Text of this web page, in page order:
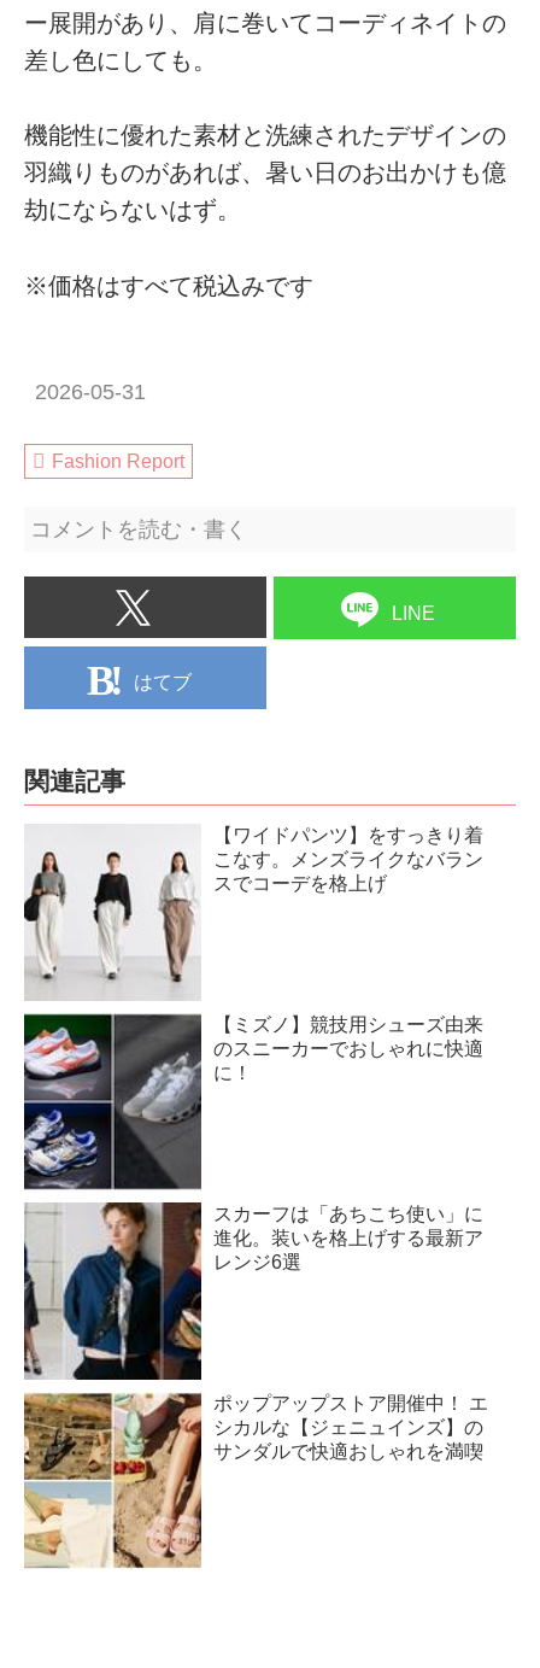
ー展開があり、肩に巻いてコーディネイトの
差し色にしても。
機能性に優れた素材と洗練されたデザインの
羽織りものがあれば、暑い日のお出かけも億
劫にならないはず。
※価格はすべて税込みです
2026-05-31
Fashion Report
コメントを読む・書く
LINE
はてブ
関連記事
【ワイドパンツ】をすっきり着
こなす。メンズライクなバラン
スでコーデを格上げ
【ミズノ】競技用シューズ由来
のスニーカーでおしゃれに快適
に！
スカーフは「あちこち使い」に
進化。装いを格上げする最新ア
レンジ6選
ポップアップストア開催中！ エ
シカルな【ジェニュインズ】の
サンダルで快適おしゃれを満喫